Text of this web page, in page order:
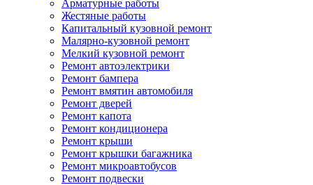
Арматурные работы
Жестяные работы
Капитальный кузовной ремонт
Малярно-кузовной ремонт
Мелкий кузовной ремонт
Ремонт автоэлектрики
Ремонт бампера
Ремонт вмятин автомобиля
Ремонт дверей
Ремонт капота
Ремонт кондиционера
Ремонт крыши
Ремонт крышки багажника
Ремонт микроавтобусов
Ремонт подвески